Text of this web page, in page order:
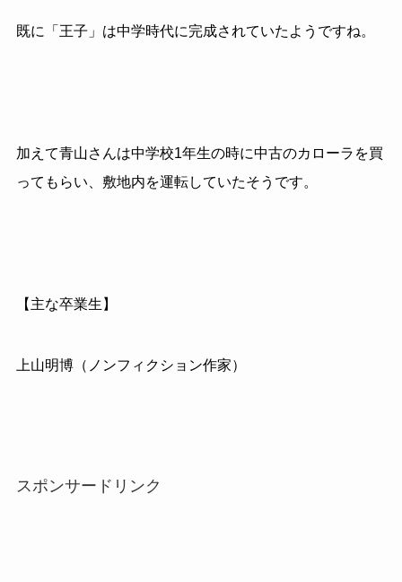
既に「王子」は中学時代に完成されていたようですね。
加えて青山さんは中学校1年生の時に中古のカローラを買
ってもらい、敷地内を運転していたそうです。
【主な卒業生】
上山明博（ノンフィクション作家）
スポンサードリンク